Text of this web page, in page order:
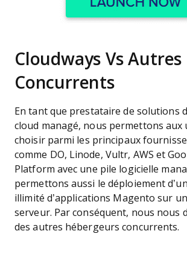
Cloudways Vs Autres
Concurrents
En tant que prestataire de solutions
cloud managé, nous permettons aux
choisir parmi les principaux
comme DO, Linode, Vultr, AWS et
Platform avec une pile logicielle
permettons aussi le déploiement
illimité d’applications Magento sur
serveur. Par conséquent, nous nous
des autres hébergeurs concurrents.